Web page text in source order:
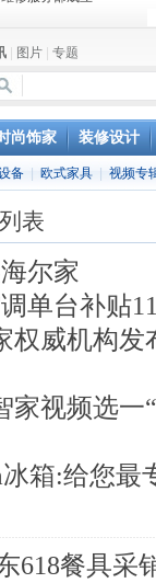
修服务部成立
图片 专题
尚饰家 装修设计
备 欧式家具 视频专
表
尔家
单台补贴
权威机构发
家视频选一
箱:给您最
618餐具采